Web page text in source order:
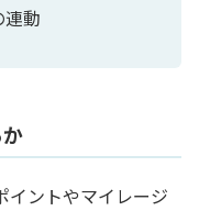
動
イントやマイレージ